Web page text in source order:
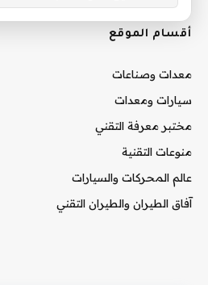
أقسام الموقع
معدات وصناعات
سيارات ومعدات
مختبر معرفة التقني
منوعات التقنية
عالم المحركات والسيارات
آفاق الطيران والطيران التقني